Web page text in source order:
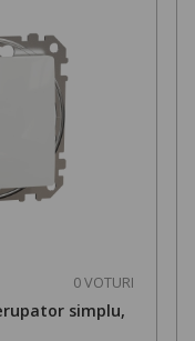
0 VOTURI
simplu,